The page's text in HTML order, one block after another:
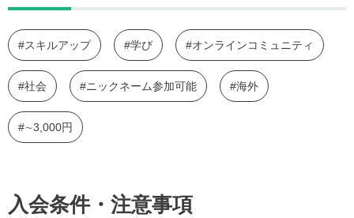
#スキルアップ #学び #オンラインコミュニティ
#社会 #ニックネーム参加可能 #海外
#∼3,000円
入会条件・注意事項